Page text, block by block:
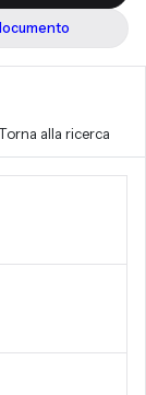
alla ricerca